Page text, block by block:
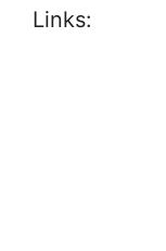
Links: